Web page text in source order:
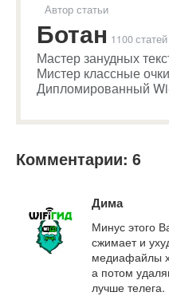
Автор статьи
Ботан 1100 статей
Мастер занудных
Мистер классные
Дипломированный
Комментарии: 6
Дима
Минус этого
сжимает и
медиафайлы
а потом
лучше телега.